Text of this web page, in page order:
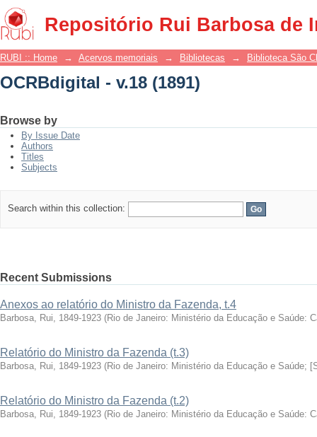
Repositório Rui Barbosa de
OCRBdigital - v.18 (1891)
RUBI :: Home → Acervos memoriais → Bibliotecas → Biblioteca São
OCRBdigital - v.18 (1891)
Browse by
By Issue Date
Authors
Titles
Subjects
Search within this collection:
Recent Submissions
Anexos ao relatório do Ministro da Fazenda, t.4
Barbosa, Rui, 1849-1923 (Rio de Janeiro: Ministério da Educação e Saúde:
Relatório do Ministro da Fazenda (t.3)
Barbosa, Rui, 1849-1923 (Rio de Janeiro: Ministério da Educação e Saúde;
Relatório do Ministro da Fazenda (t.2)
Barbosa, Rui, 1849-1923 (Rio de Janeiro: Ministério da Educação e Saúde: